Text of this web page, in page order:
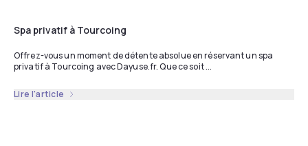
Spa privatif à Tourcoing
Offrez-vous un moment de détente absolue en réservant un spa
privatif à Tourcoing avec Dayuse.fr. Que ce soit ...
Lire l'article